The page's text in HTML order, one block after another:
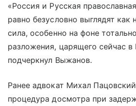
«Россия и Русская
равно безусловно выглядят как
сила, особенно на фоне
разложения, царящего сейчас в
подчеркнул Выжанов.
Ранее адвокат Михал
процедура досмотра при